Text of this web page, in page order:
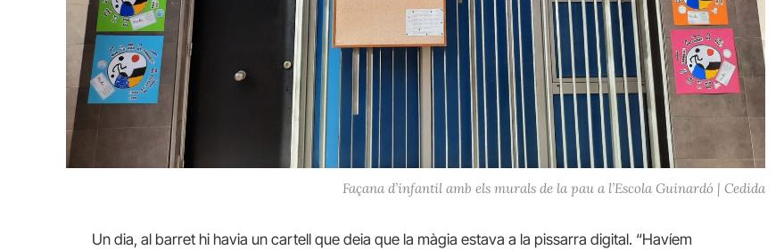
Façana d’infantil amb els murals de la pau a l’Escola Guinardó | Cedida
Un dia, al barret hi havia un cartell que deia que la màgia estava a la pissarra digital. “Havíem